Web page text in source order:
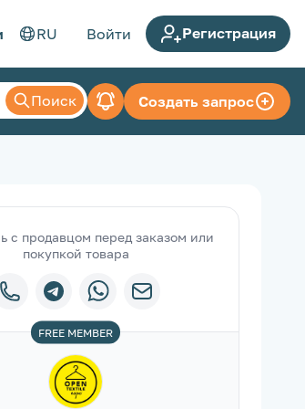
RU Войти Регистрация
Поиск Создать запрос
с продавцом перед заказом или
покупкой товара
FREE MEMBER